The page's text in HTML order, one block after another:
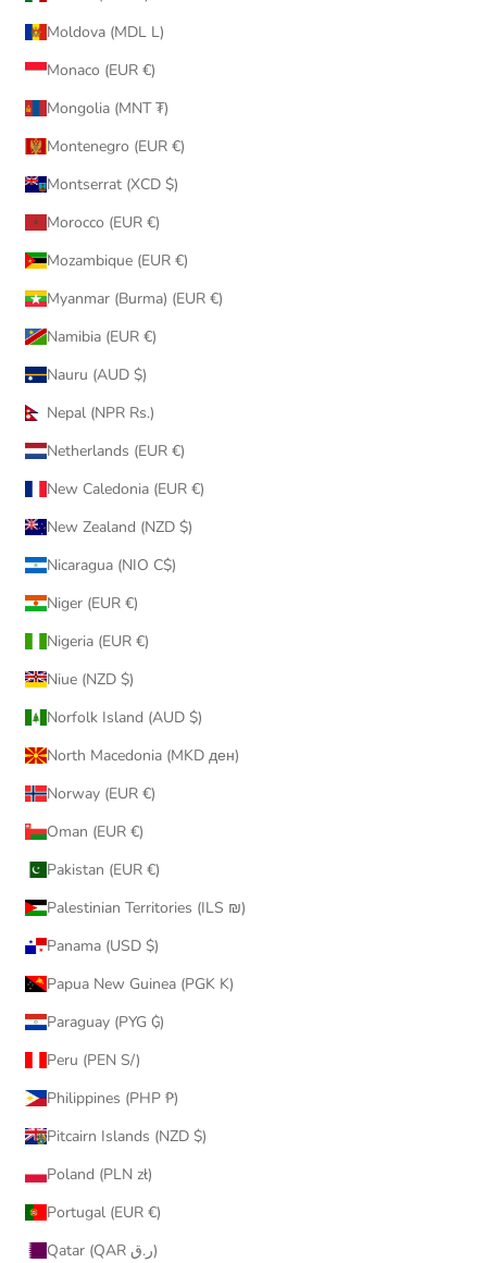
Moldova (MDL L)
Monaco (EUR €)
Mongolia (MNT ₮)
Montenegro (EUR €)
Montserrat (XCD $)
Morocco (EUR €)
Mozambique (EUR €)
Myanmar (Burma) (EUR €)
Namibia (EUR €)
Nauru (AUD $)
Nepal (NPR Rs.)
Netherlands (EUR €)
New Caledonia (EUR €)
New Zealand (NZD $)
Nicaragua (NIO C$)
Niger (EUR €)
Nigeria (EUR €)
Niue (NZD $)
Norfolk Island (AUD $)
North Macedonia (MKD ден)
Norway (EUR €)
Oman (EUR €)
Pakistan (EUR €)
Palestinian Territories (ILS ₪)
Panama (USD $)
Papua New Guinea (PGK K)
Paraguay (PYG ₲)
Peru (PEN S/)
Philippines (PHP ₱)
Pitcairn Islands (NZD $)
Poland (PLN zł)
Portugal (EUR €)
Qatar (QAR ر.ق)